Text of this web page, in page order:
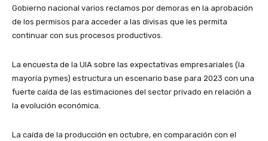
Gobierno nacional varios reclamos por demoras en la aprobación
de los permisos para acceder a las divisas que les permita
continuar con sus procesos productivos.
La encuesta de la UIA sobre las expectativas empresariales (la
mayoría pymes) estructura un escenario base para 2023 con una
fuerte caída de las estimaciones del sector privado en relación a
la evolución económica.
La caída de la producción en octubre, en comparación con el